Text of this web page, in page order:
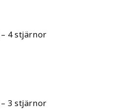
4 stjärnor
3 stjärnor